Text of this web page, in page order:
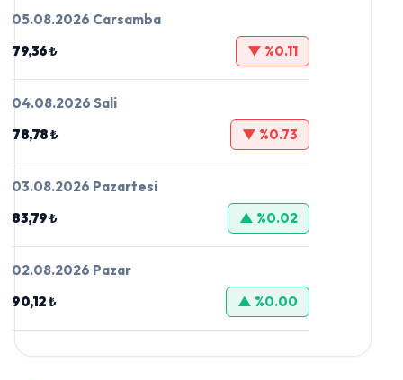
05.08.2026 Carsamba
79,36 ₺
▼ %0.11
04.08.2026 Sali
78,78 ₺
▼ %0.73
03.08.2026 Pazartesi
83,79 ₺
▲ %0.02
02.08.2026 Pazar
90,12 ₺
▲ %0.00